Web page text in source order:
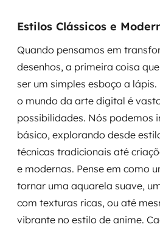
Estilos Clássicos e
Quando pensamos em
desenhos, a primeira coisa
ser um simples esboço a
o mundo da arte digital é
possibilidades. Nós podemos
básico, explorando desde
técnicas tradicionais até
e modernas. Pense em como
tornar uma aquarela suave,
com texturas ricas, ou até
vibrante no estilo de anime.